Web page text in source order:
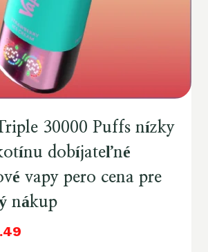
30000 Puffs nízky
dobíjateľné
vapy pero cena pre
nákup